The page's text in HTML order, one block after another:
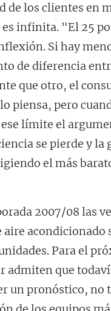
de los clientes en
infinita. "El 25
Si hay
de diferencia
que otro, el
piensa, pero
ese límite el
se pierde y la
el más
2007/08 las
aire acondicionado
Para el
admiten que
un pronóstico, no